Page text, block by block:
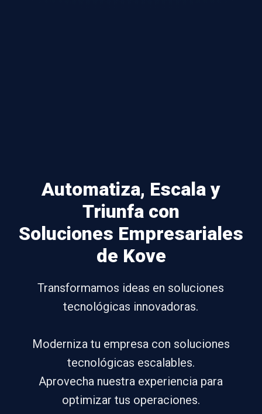
Automatiza, Escala y
Triunfa con
Soluciones Empresariales
de Kove
Transformamos ideas en soluciones
tecnológicas innovadoras.
Moderniza tu empresa con soluciones
tecnológicas escalables.
Aprovecha nuestra experiencia para
optimizar tus operaciones.